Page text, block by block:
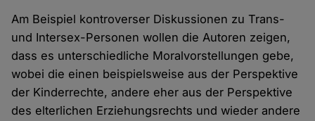
Am Beispiel kontroverser Diskussionen zu Trans-
und Intersex-Personen wollen die Autoren zeigen,
dass es unterschiedliche Moralvorstellungen gebe,
wobei die einen beispielsweise aus der Perspektive
der Kinderrechte, andere eher aus der Perspektive
des elterlichen Erziehungsrechts und wieder andere